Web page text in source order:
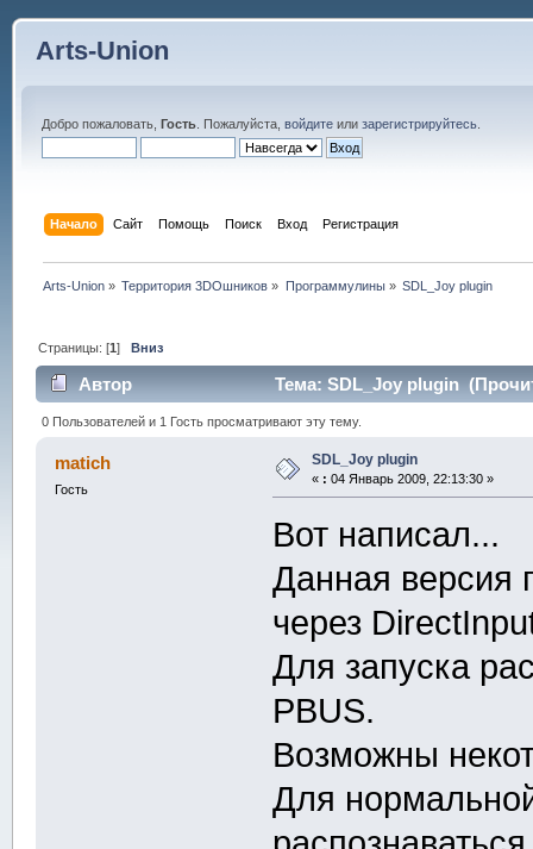
Arts-Union
Добро пожаловать, Гость. Пожалуйста, войдитеили зарегистрируйтесь.
Начало Сайт Помощь Поиск Вход Регистрация
Arts-Union » Территория 3DOшников » Программулины» SDL_Joy plugin
Страницы: [1]Вниз
Автор Тема: SDL_Joy plugin
0 Пользователей и 1 Гость просматривают эту тему.
matich
Гость
SDL_Joy plugin
« : 04 Январь 2009, 22:13:30 »
Вот написал...
Данная версия
через
Для запуска
PBUS.
Возможны
Для